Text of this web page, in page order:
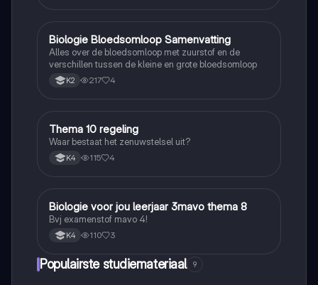
Biologie
Biologie Bloedsomloop Samenvatting
Alles over de bloedsomloop met zuurstof en de
verschillen tussen de kleine en grote bloedsomloop
K2 217 4
Biologie
Thema 10 regeling
Waar bestaat het zenuwstelsel uit?
K4 115 4
Biologie
Biologie voor jou leerjaar 3mavo thema 8
Bvj examenstof mavo 4!
K4 110 3
Populairste studiemateriaal 9